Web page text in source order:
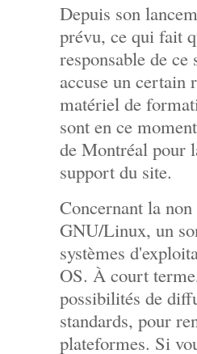
Depuis son
prévu, ce qui fait
responsable de
accuse un certain
matériel de
sont en ce
de Montréal pour
support du site.
Concernant la
GNU/Linux, un
systèmes
OS. À court
possibilités de
standards, pour
plateformes. Si